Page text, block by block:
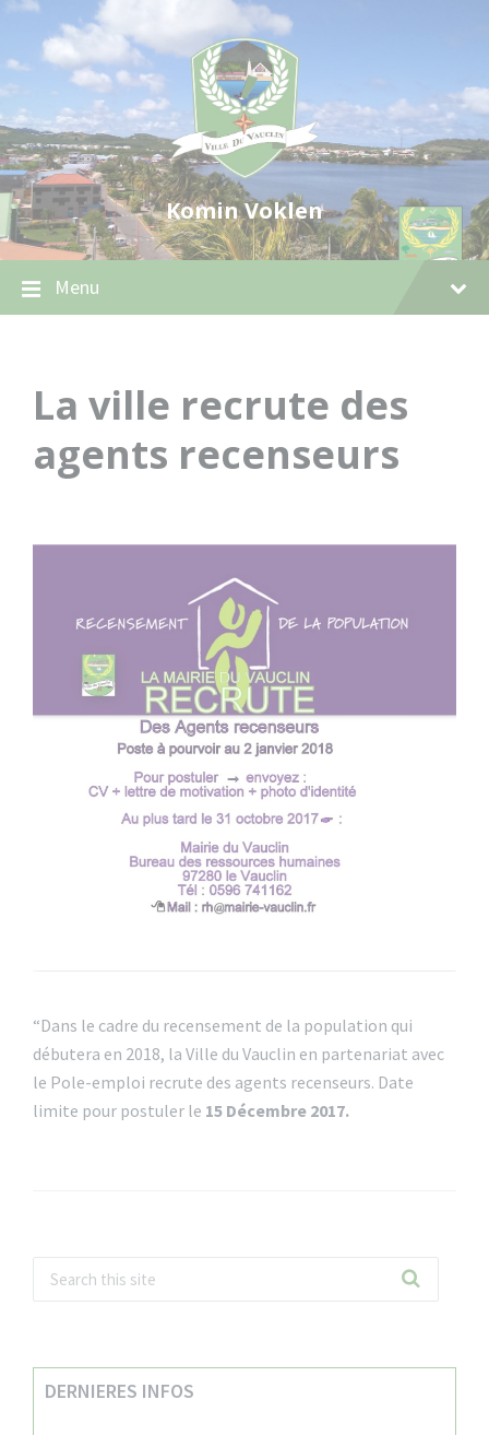
Skip
content
Skip
navigation
Skip
footer
Komin Voklen
Menu
La ville recrute des
agents recenseurs
“Dans le cadre du recensement de la population qui
débutera en 2018, la Ville du Vauclin en partenariat avec
le Pole-emploi recrute des agents recenseurs. Date
limite pour postuler le 15 Décembre 2017.
DERNIERES INFOS